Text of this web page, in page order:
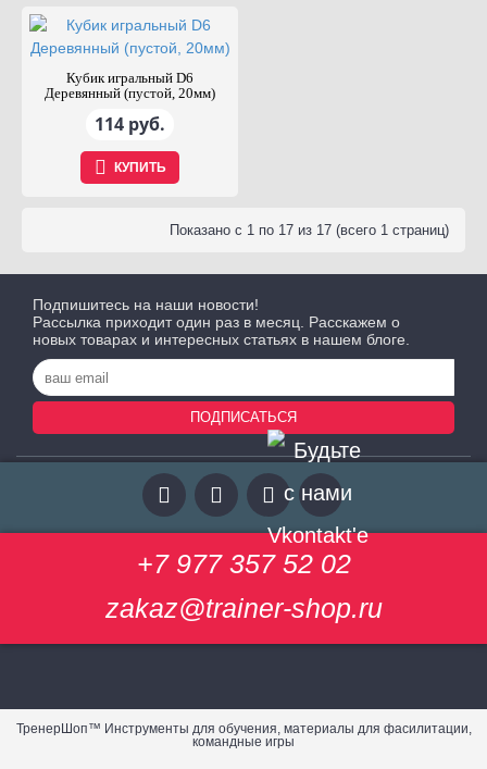
Кубик игральный D6
Деревянный (пустой, 20мм)
114 руб.
КУПИТЬ
Показано с 1 по 17 из 17 (всего 1 страниц)
Подпишитесь на наши новости!
Рассылка приходит один раз в месяц. Расскажем о
новых товарах и интересных статьях в нашем блоге.
ПОДПИСАТЬСЯ
+7 977 357 52 02
zakaz@trainer-shop.ru
ТренерШоп™ Инструменты для обучения, материалы для фасилитации,
командные игры